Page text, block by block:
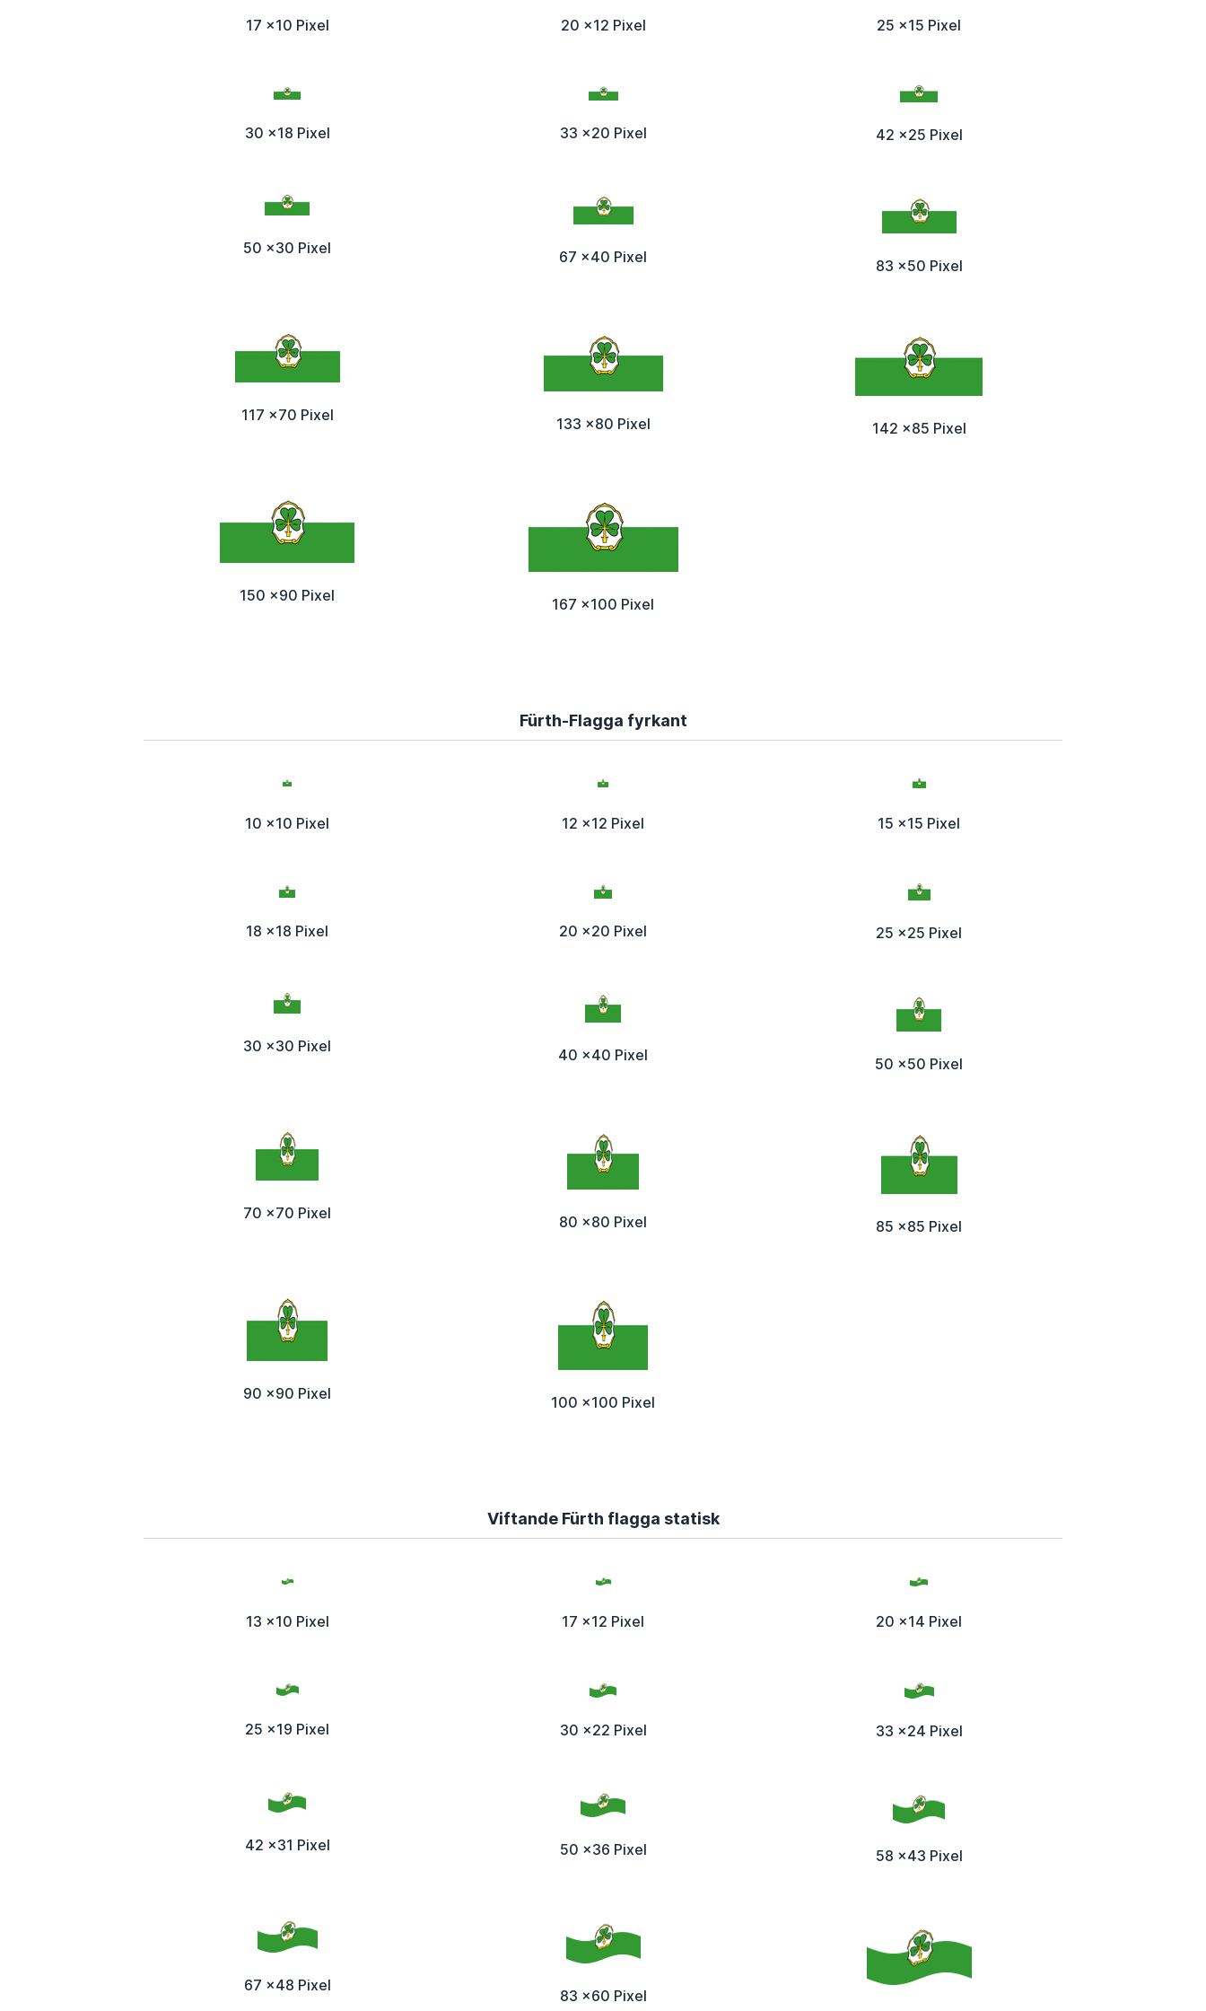
17 x10 Pixel 20 x12 Pixel 25 x15 Pixel
30 x18 Pixel 33 x20 Pixel 42 x25 Pixel
50 x30 Pixel 67 x40 Pixel 83 x50 Pixel
117 x70 Pixel 133 x80 Pixel 142 x85 Pixel
150 x90 Pixel 167 x100 Pixel
Fürth-Flagga fyrkant
10 x10 Pixel 12 x12 Pixel 15 x15 Pixel
18 x18 Pixel 20 x20 Pixel 25 x25 Pixel
30 x30 Pixel 40 x40 Pixel 50 x50 Pixel
70 x70 Pixel 80 x80 Pixel 85 x85 Pixel
90 x90 Pixel 100 x100 Pixel
Viftande Fürth flagga statisk
13 x10 Pixel 17 x12 Pixel 20 x14 Pixel
25 x19 Pixel 30 x22 Pixel 33 x24 Pixel
42 x31 Pixel 50 x36 Pixel 58 x43 Pixel
67 x48 Pixel
83 x60 Pixel